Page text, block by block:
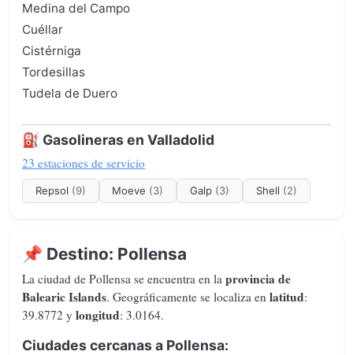
Medina del Campo
Cuéllar
Cistérniga
Tordesillas
Tudela de Duero
⛽ Gasolineras en Valladolid
23 estaciones de servicio
Repsol (9) Moeve (3) Galp (3) Shell (2)
📌 Destino: Pollensa
La ciudad de Pollensa se encuentra en la provincia de
Balearic Islands. Geográficamente se localiza en latitud:
39.8772 y longitud: 3.0164.
Ciudades cercanas a Pollensa: